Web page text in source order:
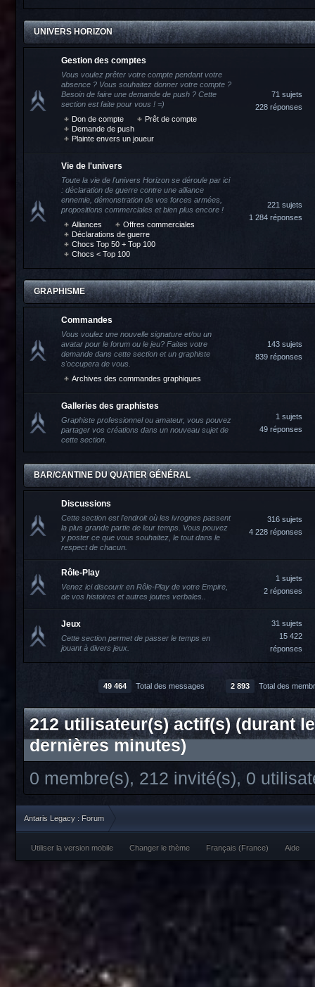
UNIVERS HORIZON
Gestion des comptes
Vous voulez prêter votre compte pendant votre
absence ? Vous souhaitez donner votre compte ?
Besoin de faire une demande de push ? Cette
section est faite pour vous ! =)
Don de compte
Prêt de compte
Demande de push
Plainte envers un joueur
71 sujets
228 réponses
Vie de l'univers
Toute la vie de l'univers Horizon se déroule par ici
: déclaration de guerre contre une alliance
ennemie, démonstration de vos forces armées,
propositions commerciales et bien plus encore !
Alliances
Offres commerciales
Déclarations de guerre
Chocs Top 50 + Top 100
Chocs < Top 100
221 sujets
1 284 réponses
GRAPHISME
Commandes
Vous voulez une nouvelle signature et/ou un
avatar pour le forum ou le jeu? Faites votre
demande dans cette section et un graphiste
s'occupera de vous.
Archives des commandes graphiques
143 sujets
839 réponses
Galleries des graphistes
Graphiste professionnel ou amateur, vous pouvez
partager vos créations dans un nouveau sujet de
cette section.
1 sujets
49 réponses
BAR/CANTINE DU QUATIER GÉNÉRAL
Discussions
Cette section est l'endroit où les ivrognes passent
la plus grande partie de leur temps. Vous pouvez
y poster ce que vous souhaitez, le tout dans le
respect de chacun.
316 sujets
4 228 réponses
Rôle-Play
Venez ici discourir en Rôle-Play de votre Empire,
de vos histoires et autres joutes verbales..
1 sujets
2 réponses
Jeux
Cette section permet de passer le temps en
jouant à divers jeux.
31 sujets
15 422
réponses
49 464 Total des messages 2 893 Total des
212 utilisateur(s) actif(s) (durant
dernières minutes)
0 membre(s), 212 invité(s), 0
Antaris Legacy : Forum
Utiliser la version mobile Changer le thème Français (France) Aide